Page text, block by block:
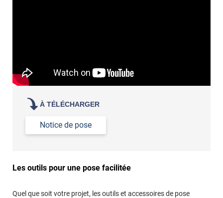
À TÉLÉCHARGER
Notice de pose
Les outils pour une pose facilitée
Quel que soit votre projet, les outils et accessoires de pose